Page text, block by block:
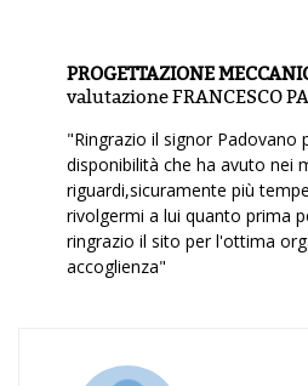
PROGETTAZIONE
valutazioneFRANCESCO
"Ringrazio il signor Padovano
disponibilità che ha avuto nei
riguardi,sicuramente più
rivolgermi a lui quanto prima
ringrazio il sito per l'ottima
accoglienza"